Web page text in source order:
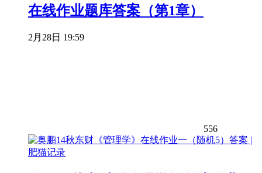
在线作业题库答案（第1章）
2月28日 19:59
556